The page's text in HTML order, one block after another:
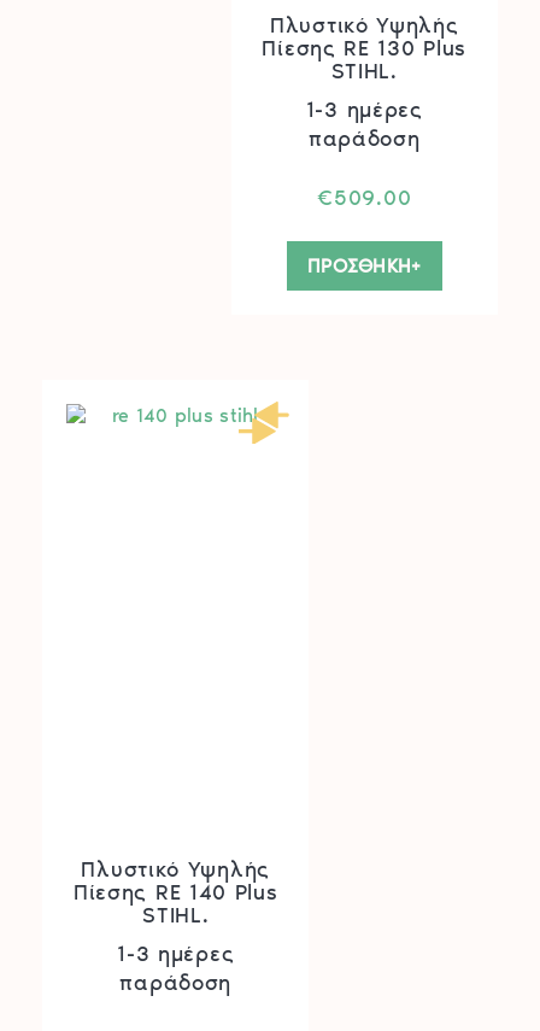
Πλυστικό Υψηλής
Πίεσης RE 130 Plus
STIHL.
1-3 ημέρες
παράδοση
€509.00
ΠΡΟΣΘΗΚΗ+
Πλυστικό Υψηλής
Πίεσης RE 140 Plus
STIHL.
1-3 ημέρες
παράδοση